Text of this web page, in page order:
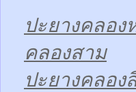
ปะยางคลอง
คลองสาม
ปะยางคลอง